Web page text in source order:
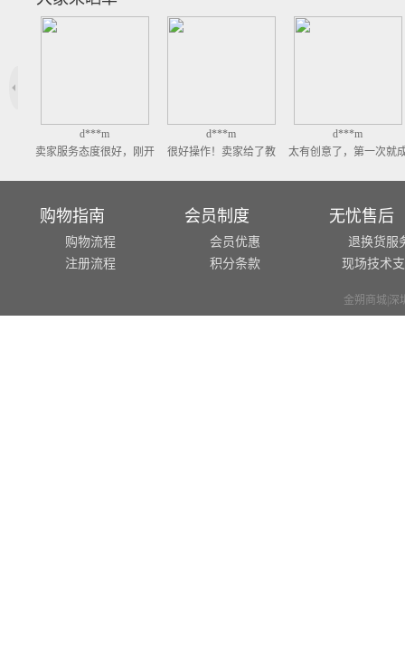
d***m
卖家服务态度很好，刚开
解，很漂亮，非常喜欢，
好评
d***m
很好操作！卖家给了教
d***m
太有创意了，第一次就
购物指南
购物流程
注册流程
会员制度
会员优惠
积分条款
无忧售后
退换货服
现场技术
金朔商城|深